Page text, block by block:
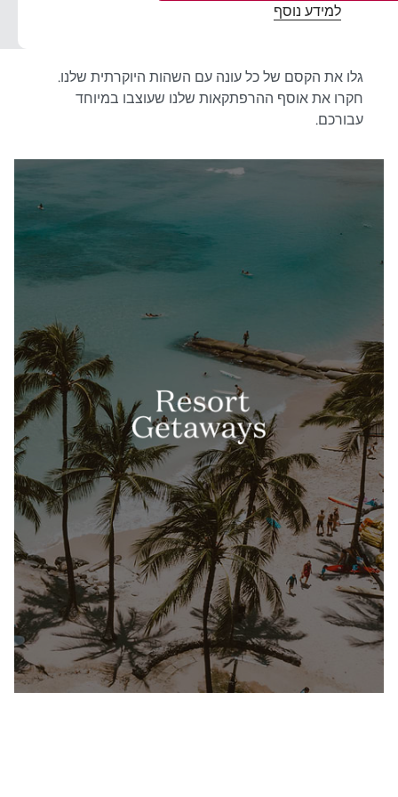
למידע נוסף
גלו את הקסם של כל עונה עם השהות היוקרתית שלנו.
חקרו את אוסף ההרפתקאות שלנו שעוצבו במיוחד
עבורכם.